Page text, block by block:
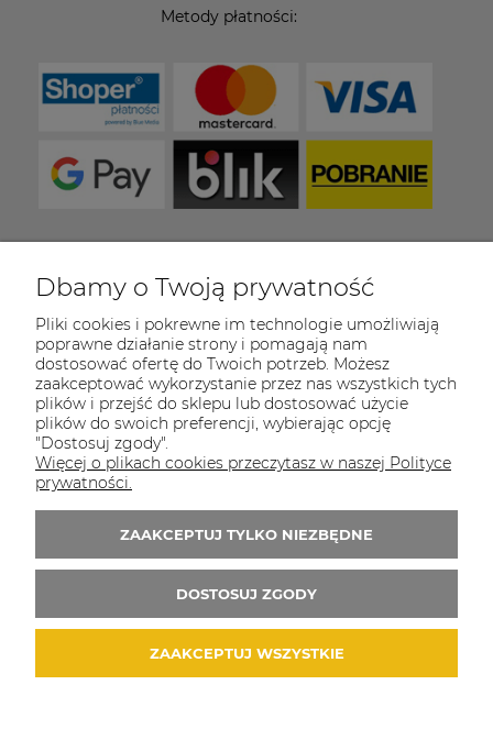
Metody płatności:
COULEUR CARAMEL
Zapraszamy do kontaktu od poniedziałku do
piątku w godzinach 8:00 - 16:00
Tel.:
512-985-884
E-mail:sklep@couleurcaramel.pl
Zapisz się do
Otrzymasz powiadomienia o promocjach i
nowościach...i odbierzesz kupon o wartości 10
zł na pierwsze zakupy!
Dbamy o Twoją prywatność
Pliki cookies i pokrewne im technologie umożliwiają
poprawne działanie strony i pomagają nam
dostosować ofertę do Twoich potrzeb. Możesz
zaakceptować wykorzystanie przez nas wszystkich tych
plików i przejść do sklepu lub dostosować użycie
plików do swoich preferencji, wybierając opcję
"Dostosuj zgody".
Więcej o plikach cookies przeczytasz w naszej Polityce
prywatności.
ZAAKCEPTUJ TYLKO NIEZBĘDNE
DOSTOSUJ ZGODY
ZAAKCEPTUJ WSZYSTKIE